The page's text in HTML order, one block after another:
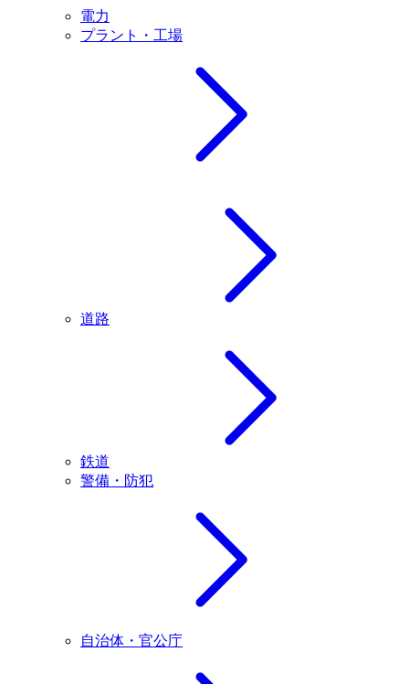
電力
プラント・工場
道路
鉄道
警備・防犯
自治体・官公庁